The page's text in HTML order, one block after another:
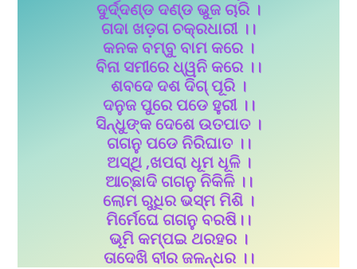
ଦୁର୍ଦ୍ଦଣ୍ଡ ଦଣ୍ଡ ଭୁଜ ଚାରି ।
ଗଦା ଖଡ଼ଗ ଚକ୍ରଧାରୀ ।।
କନକ ବମ୍ବୁ ବାମ କରେ ।
ବିନା ସମୀରେ ଧ୍ୱନି କରେ ।।
ଶବଦେ ଦଶ ଦିଗ୍ ପୂରି ।
ଦନୁଜ ପୁରେ ପଡେ ହୁରୀ ।।
ସିନ୍ଧୁଙ୍କ ଦେଶେ ଉତପାତ ।
ଗଗନୁ ପଡେ ନିରିଘାତ ।।
ଅସ୍ଥି ,ଖପରା ଧୂମ ଧୂଳି ।
ଆଚ୍ଛାଦି ଗଗନୁ ନିକିଳି ।।
ଲୋମ ରୁଧିର ଭସ୍ମ ମିଶି ।
ମିର୍ମେଘେ ଗଗନୁ ବରଷି।।
ଭୂମି କମ୍ପଇ ଥରହର ।
ତାଦେଖି ବୀର ଜଳନ୍ଧର ।।